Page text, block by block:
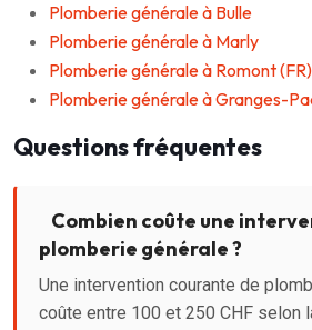
Plomberie générale à Bulle
Plomberie générale à Marly
Plomberie générale à Romont (FR)
Plomberie générale à Granges-
Questions fréquentes
Combien coûte une
plomberie générale ?
Une intervention courante de
coûte entre 100 et 250 CHF selon